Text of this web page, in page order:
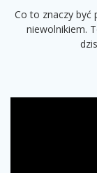
Co to znaczy być
niewolnikiem.